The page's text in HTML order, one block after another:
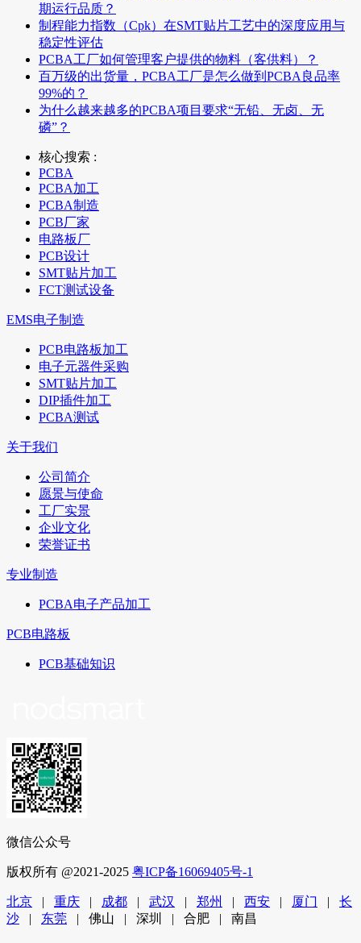
期运行品质？
制程能力指数（Cpk）在SMT贴片工艺中的深度应用与
稳定性评估
PCBA工厂如何管理客户提供的物料（客供料）？
百万级的出货量，PCBA工厂是怎么做到PCBA良品率
99%的？
为什么越来越多的PCBA项目要求“无铅、无卤、无
磷”？
核心搜索 :
PCBA
PCBA加工
PCBA制造
PCB厂家
电路板厂
PCB设计
SMT贴片加工
FCT测试设备
EMS电子制造
PCB电路板加工
电子元器件采购
SMT贴片加工
DIP插件加工
PCBA测试
关于我们
公司简介
愿景与使命
工厂实景
企业文化
荣誉证书
专业制造
PCBA电子产品加工
PCB电路板
PCB基础知识
微信公众号
版权所有 @2021-2025 粤ICP备16069405号-1
北京 | 重庆 | 成都 | 武汉 | 郑州 | 西安 | 厦门 | 长
沙 | 东莞 | 佛山 | 深圳 | 合肥 | 南昌